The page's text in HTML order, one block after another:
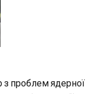
з проблем ядерної